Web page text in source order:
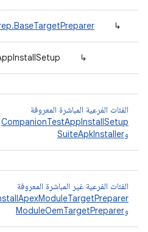
↳
↳
الفئات الفرعية المباشرة المعروفة
CompanionTestAppInstallSetup
وSuiteApkInstaller
الفئات الفرعية غير المباشرة المعروفة
وModuleOemTargetPreparer